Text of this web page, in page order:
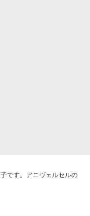
です。アニヴェルセルの